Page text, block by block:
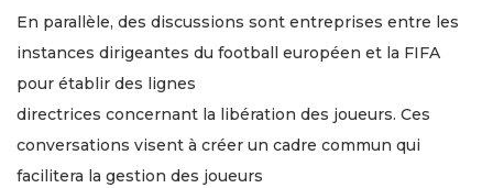
En parallèle, des discussions sont entreprises entre les
instances dirigeantes du football européen et la FIFA
pour établir des lignes
directrices concernant la libération des joueurs. Ces
conversations visent à créer un cadre commun qui
facilitera la gestion des joueurs